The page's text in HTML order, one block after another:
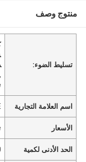
منتوج وصف
تسليط الضوء:
اسم العلامة التجارية
الأسعار
الحد الأدنى لكمية